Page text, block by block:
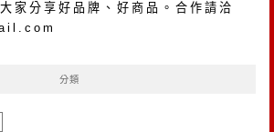
家分享好品牌、好商品。合作請洽
分類